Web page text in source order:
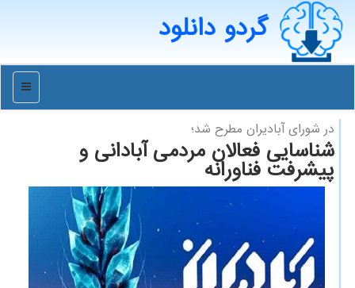
گردو دانلود
منو
در شورای آبادیران مطرح شد؛
شناسایی فعالان مردمی آبادانی و
پیشرفت فناورانه